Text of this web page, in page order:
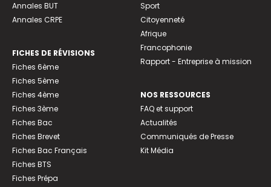
Annales BUT
Annales CRPE
FICHES DE RÉVISIONS
Fiches 6ème
Fiches 5ème
Fiches 4ème
Fiches 3ème
Fiches Bac
Fiches Brevet
Fiches Bac Français
Fiches BTS
Fiches Prépa
Sport
Citoyenneté
Afrique
Francophonie
Rapport - Entreprise à mission
NOS RESSOURCES
FAQ et support
Actualités
Communiqués de Presse
Kit Média